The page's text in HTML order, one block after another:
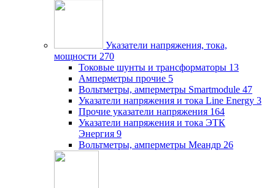
Указатели напряжения, тока,
мощности 270
Токовые шунты и трансформаторы 13
Амперметры прочие 5
Вольтметры, амперметры Smartmodule 47
Указатели напряжения и тока Line Energy 3
Прочие указатели напряжения 164
Указатели напряжения и тока ЭТК
Энергия 9
Вольтметры, амперметры Меандр 26